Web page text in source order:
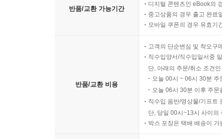
반품/교환 가능기간
디지털 콘텐츠인 eBook의
중고상품의 경우 출고 완료
모바일 쿠폰의 경우 유효기
반품/교환 비용
고객의 단순변심 및 착오구
직수입양서/직수입일서중
단, 아래의 주문/취소 조건
오늘 00시 ~ 06시 30분
오늘 06시 30분 이후 주
직수입 음반/영상물/기프트
단, 당일 00시~13시 사이의
박스 포장은 택배 배송이